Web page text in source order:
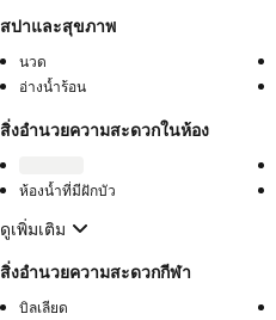
สปาและสุขภาพ
นวด
อ่างน้ำร้อน
สิ่งอำนวยความสะดวกในห้อง
ห้องน้ำที่มีฝักบัว
ดูเพิ่มเติม
สิ่งอำนวยความสะดวกกีฬา
บิลเลียด